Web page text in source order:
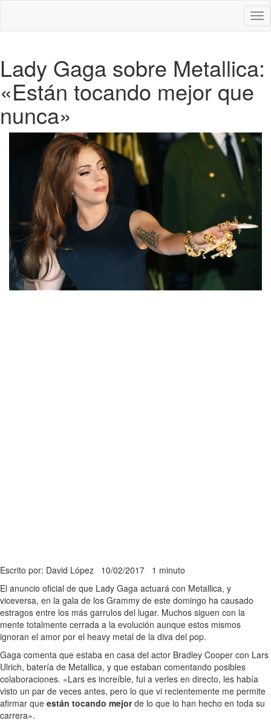
Lady Gaga sobre Metallica:
«Están tocando mejor que
nunca»
Escrito por: David López 10/02/2017 1 minuto
El anuncio oficial de que Lady Gaga actuará con Metallica, y
viceversa, en la gala de los Grammy de este domingo ha causado
estragos entre los más garrulos del lugar. Muchos siguen con la
mente totalmente cerrada a la evolución aunque estos mismos
ignoran el amor por el heavy metal de la diva del pop.
Gaga comenta que estaba en casa del actor Bradley Cooper con Lars
Ulrich, batería de Metallica, y que estaban comentando posibles
colaboraciones. «Lars es increíble, fui a verles en directo, les había
visto un par de veces antes, pero lo que vi recientemente me permite
afirmar que están tocando mejorde lo que lo han hecho en toda su
carrera».